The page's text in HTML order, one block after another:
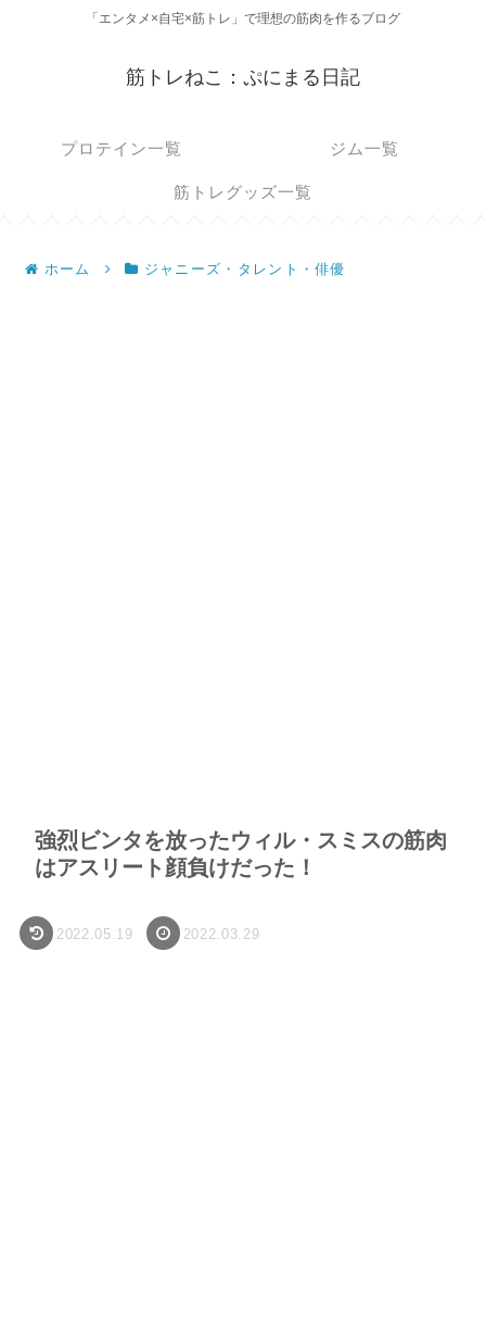
「エンタメ×自宅×筋トレ」で理想の筋肉を作るブログ
筋トレねこ：ぷにまる日記
プロテイン一覧 ジム一覧
筋トレグッズ一覧
ホーム ジャニーズ・タレント・俳優
強烈ビンタを放ったウィル・スミスの筋肉
はアスリート顔負けだった！
2022.05.19 2022.03.29